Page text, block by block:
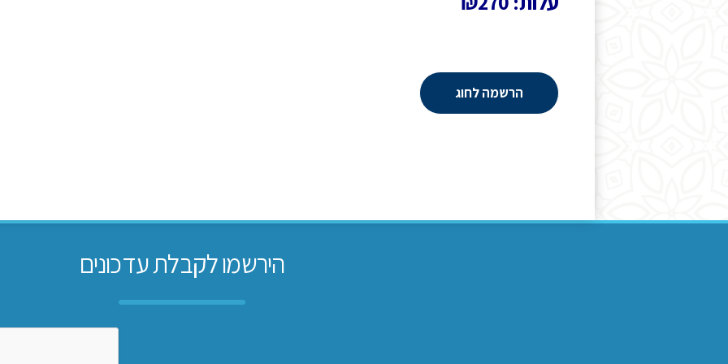
הרשמה לחוג
הירשמו לקבלת עדכונים